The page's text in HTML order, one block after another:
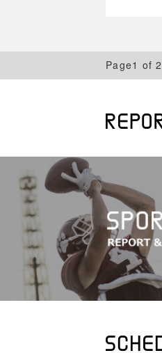
Page1 of 2